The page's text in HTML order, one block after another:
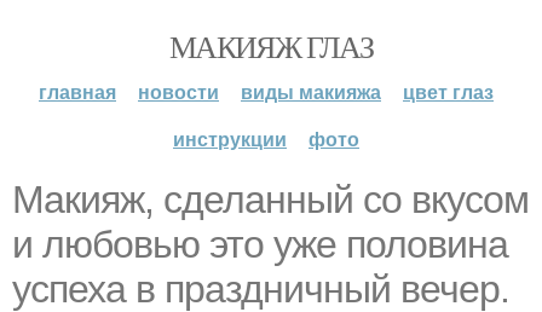
МАКИЯЖ ГЛАЗ
главная новости виды макияжа
цвет глаз
инструкции
фото
Макияж, сделанный со вкусом
и любовью это уже половина
успеха в праздничный вечер.